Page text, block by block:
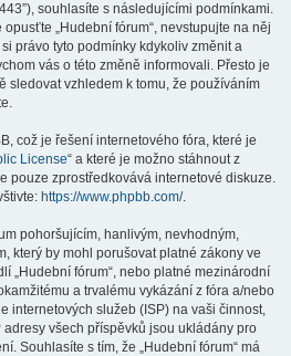
souhlasíte s následujícími podmínkami.
„Hudební fórum“, nevstupujte na něj
právo tyto podmínky kdykoliv změnit a
vás o této změně informovali. Přesto je
sledovat vzhledem k tomu, že používáním
což je řešení internetového fóra, které je
License“ a které je možno stáhnout z
pouze zprostředkovává internetové diskuze.
https://www.phpbb.com/.
pohoršujícím, hanlivým, nevhodným,
který by mohl porušovat platné zákony ve
„Hudební fórum“, nebo platné mezinárodní
a trvalému vykázání z fóra a/nebo
internetových služeb (ISP) na vaši činnost,
všech příspěvků jsou ukládány pro
Souhlasíte s tím, že „Hudební fórum“ má